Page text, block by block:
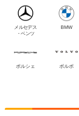
メルセデス
・ベンツ
BMW
ポルシェ ボルボ